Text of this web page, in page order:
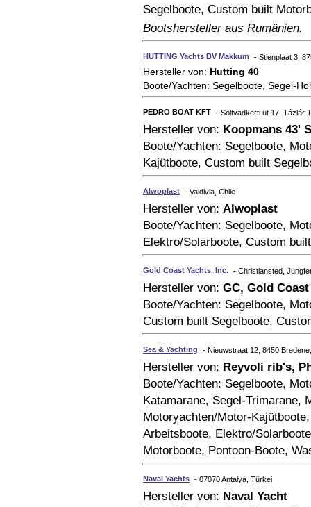
Segelboote, Custom built
Bootshersteller aus Rumänien.
HUTTING Yachts BV Makkum - Stienplaat 3,
Hersteller von: Hutting 40
Boote/Yachten: Segelboote, Segel-
PEDRO BOAT KFT - Soltvadkerti ut 17, Tázlár
Hersteller von: Koopmans 43'
Boote/Yachten: Segelboote,
Kajütboote, Custom built
Alwoplast - Valdivia, Chile
Hersteller von: Alwoplast
Boote/Yachten: Segelboote,
Elektro/Solarboote, Custom
Gold Coast Yachts, Inc. - Christiansted,
Hersteller von: GC, Gold Coast
Boote/Yachten: Segelboote,
Custom built Segelboote,
Sea & Yachting - Nieuwstraat 12, 8450
Hersteller von: Reyvoli rib's,
Boote/Yachten: Segelboote,
Katamarane, Segel-Trimarane,
Motoryachten/Motor-
Arbeitsboote, Elektro/
Motorboote, Pontoon-Boote,
Naval Yachts - 07070 Antalya, Türkei
Hersteller von: Naval Yacht